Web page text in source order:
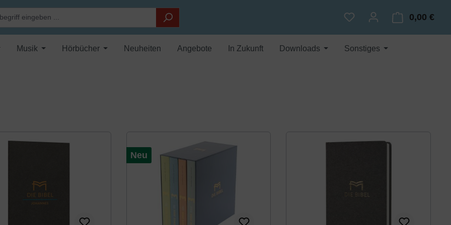
Du hast 0 Produkte auf
0,00 €
Musik Hörbücher Neuheiten Angebote In Zukunft Downloads Sonstiges
Neu